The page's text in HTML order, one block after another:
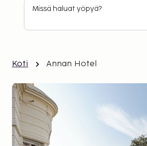
Missä haluat yöpyä?
Koti Annan Hotel